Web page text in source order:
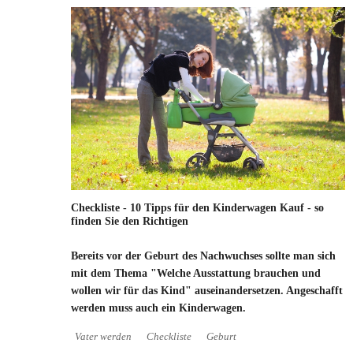
Checkliste - 10 Tipps für den Kinderwagen Kauf - so
finden Sie den Richtigen
Bereits vor der Geburt des Nachwuchses sollte man sich
mit dem Thema "Welche Ausstattung brauchen und
wollen wir für das Kind" auseinandersetzen. Angeschafft
werden muss auch ein Kinderwagen.
Vater werden Checkliste
Geburt